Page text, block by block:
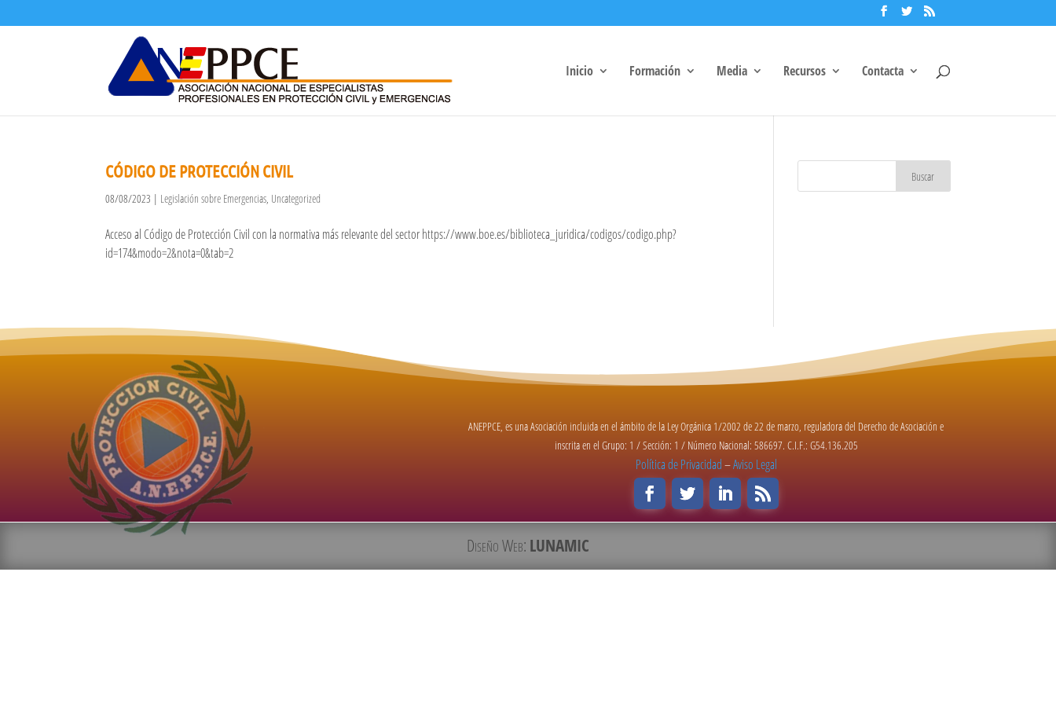
Inicio Formación Media Recursos Contacta
CÓDIGO DE PROTECCIÓN CIVIL
08/08/2023 | Legislación sobre Emergencias, Uncategorized
Acceso al Código de Protección Civil con la normativa más relevante del sector https://www.boe.es/biblioteca_juridica/codigos/codigo.php?
id=174&modo=2&nota=0&tab=2
ANEPPCE, es una Asociación incluida en el ámbito de la Ley Orgánica 1/2002 de 22 de marzo, reguladora del Derecho de Asociación e
inscrita en el Grupo: 1 / Sección: 1 / Número Nacional: 586697. C.I.F.: G54.136.205
Política de Privacidad–Aviso Legal
Diseño Web: LUNAMIC